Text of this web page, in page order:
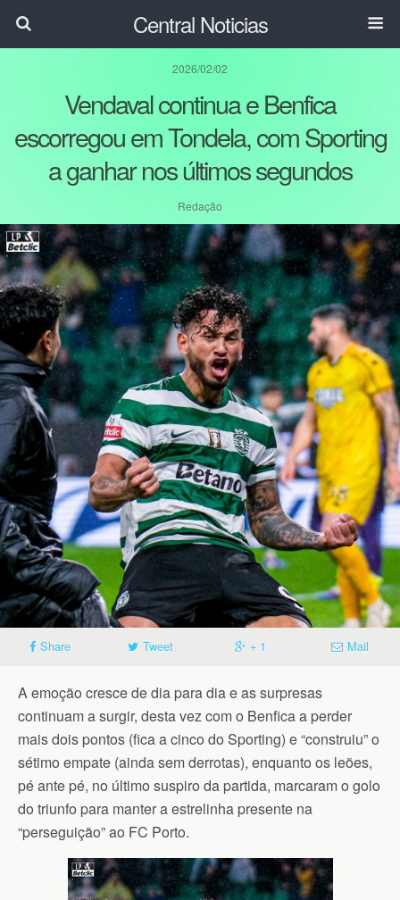
Central Noticias
2026/02/02
Vendaval continua e Benfica
escorregou em Tondela, com Sporting
a ganhar nos últimos segundos
Redação
Share Tweet + 1 Mail
A emoção cresce de dia para dia e as surpresas
continuam a surgir, desta vez com o Benfica a perder
mais dois pontos (fica a cinco do Sporting) e “construiu” o
sétimo empate (ainda sem derrotas), enquanto os leões,
pé ante pé, no último suspiro da partida, marcaram o golo
do triunfo para manter a estrelinha presente na
“perseguição” ao FC Porto.